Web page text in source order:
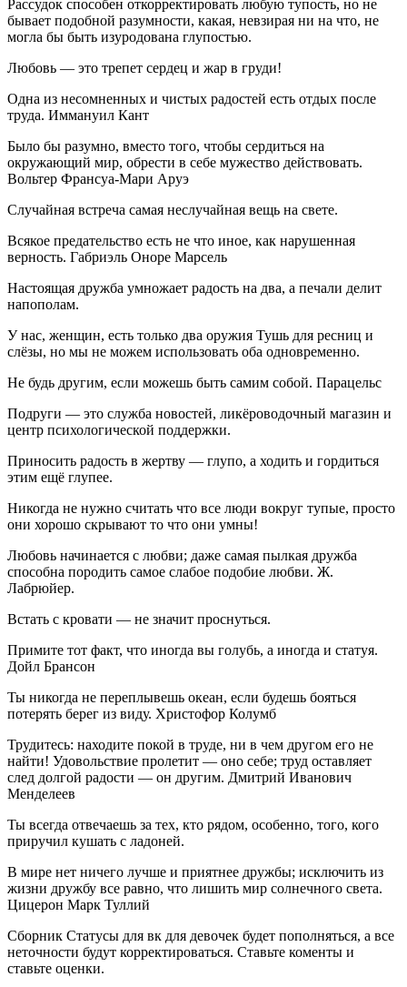
Рассудок способен откорректировать любую тупость, но не
бывает подобной разумности, какая, невзирая ни на что, не
могла бы быть изуродована глупостью.
Любовь — это трепет сердец и жар в груди!
Одна из несомненных и чистых радостей есть отдых после
труда. Иммануил Кант
Было бы разумно, вместо того, чтобы сердиться на
окружающий мир, обрести в себе мужество действовать.
Вольтер Франсуа-Мари Аруэ
Случайная встреча самая неслучайная вещь на свете.
Всякое предательство есть не что иное, как нарушенная
верность. Габриэль Оноре Марсель
Настоящая дружба умножает радость на два, а печали делит
напополам.
У нас, женщин, есть только два оружия Тушь для ресниц и
слёзы, но мы не можем использовать оба одновременно.
Не будь другим, если можешь быть самим собой. Парацельс
Подруги — это служба новостей, ликёроводочный магазин и
центр психологической поддержки.
Приносить радость в жертву — глупо, а ходить и гордиться
этим ещё глупее.
Никогда не нужно считать что все люди вокруг тупые, просто
они хорошо скрывают то что они умны!
Любовь начинается с любви; даже самая пылкая дружба
способна породить самое слабое подобие любви. Ж.
Лабрюйер.
Встать с кровати — не значит проснуться.
Примите тот факт, что иногда вы голубь, а иногда и статуя.
Дойл Брансон
Ты никогда не переплывешь океан, если будешь бояться
потерять берег из виду. Христофор Колумб
Трудитесь: находите покой в труде, ни в чем другом его не
найти! Удовольствие пролетит — оно себе; труд оставляет
след долгой радости — он другим. Дмитрий Иванович
Менделеев
Ты всегда отвечаешь за тех, кто рядом, особенно, того, кого
приручил кушать с ладоней.
В мире нет ничего лучше и приятнее дружбы; исключить из
жизни дружбу все равно, что лишить мир солнечного света.
Цицерон Марк Туллий
Сборник Статусы для вк для девочек будет пополняться, а все
неточности будут корректироваться. Ставьте коменты и
ставьте оценки.